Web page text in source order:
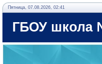
Пятница, 07.08.2026, 02:41
ГБОУ школа